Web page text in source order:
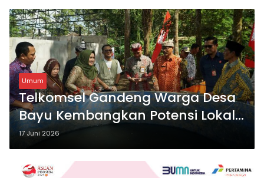
Umum
Telkomsel Gandeng Warga Desa
Bayu Kembangkan Potensi Lokal
Lewat Baktiku Negeriku
17 Juni 2026